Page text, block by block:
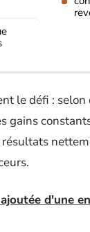
le défi :
gains
d'une